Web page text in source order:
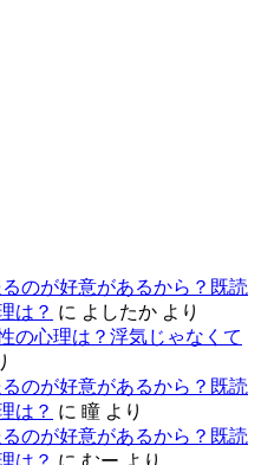
のが好意があるから？既読
は？ に よしたか より
の心理は？浮気じゃなくて
のが好意があるから？既読
は？ に 瞳 より
のが好意があるから？既読